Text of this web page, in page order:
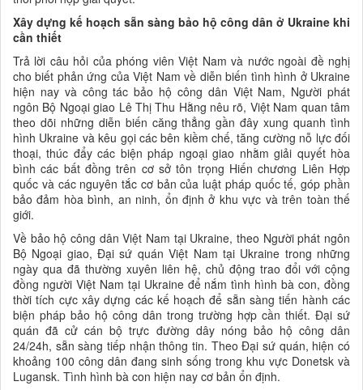
Xây dựng kế hoạch sẵn sàng bảo hộ công dân ở Ukraine khi
cần thiết
Trả lời câu hỏi của phóng viên Việt Nam và nước ngoài đề nghị
cho biết phản ứng của Việt Nam về diễn biến tình hình ở Ukraine
hiện nay và công tác bảo hộ công dân Việt Nam, Người phát
ngôn Bộ Ngoại giao Lê Thị Thu Hằng nêu rõ, Việt Nam quan tâm
theo dõi những diễn biến căng thẳng gần đây xung quanh tình
hình Ukraine và kêu gọi các bên kiềm chế, tăng cường nỗ lực đối
thoại, thúc đẩy các biện pháp ngoại giao nhằm giải quyết hòa
bình các bất đồng trên cơ sở tôn trọng Hiến chương Liên Hợp
quốc và các nguyên tắc cơ bản của luật pháp quốc tế, góp phần
bảo đảm hòa bình, an ninh, ổn định ở khu vực và trên toàn thế
giới.
Về bảo hộ công dân Việt Nam tại Ukraine, theo Người phát ngôn
Bộ Ngoại giao, Đại sứ quán Việt Nam tại Ukraine trong những
ngày qua đã thường xuyên liên hệ, chủ động trao đổi với cộng
đồng người Việt Nam tại Ukraine để nắm tình hình bà con, đồng
thời tích cực xây dựng các kế hoạch để sẵn sàng tiến hành các
biện pháp bảo hộ công dân trong trường hợp cần thiết. Đại sứ
quán đã cử cán bộ trực đường dây nóng bảo hộ công dân
24/24h, sẵn sàng tiếp nhận thông tin. Theo Đại sứ quán, hiện có
khoảng 100 công dân đang sinh sống trong khu vực Donetsk và
Lugansk. Tình hình bà con hiện nay cơ bản ổn định.